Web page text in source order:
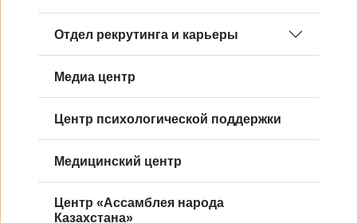
Отдел рекрутинга и карьеры
Mедиа центр
Центр психологической поддержки
Медицинский центр
Центр «Ассамблея народа
Казахстана»